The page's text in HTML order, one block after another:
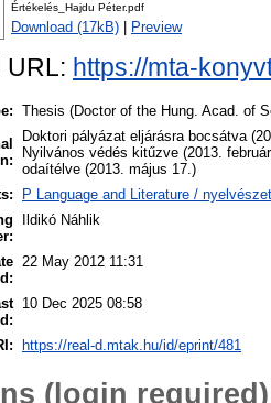
Értékelés_Hajdu Péter.pdf
Download (17kB) Preview
URL: https://mta-
Thesis (Doctor of the Hung. Acad. of
Doktori pályázat eljárásra bocsátva
Nyilvános védés kitűzve (2013.
odaítélve (2013. május 17.)
P Language and Literature /
Ildikó Náhlik
22 May 2012 11:31
10 Dec 2025 08:58
https://real-d.mtak.hu/id/eprint/481
(login required)